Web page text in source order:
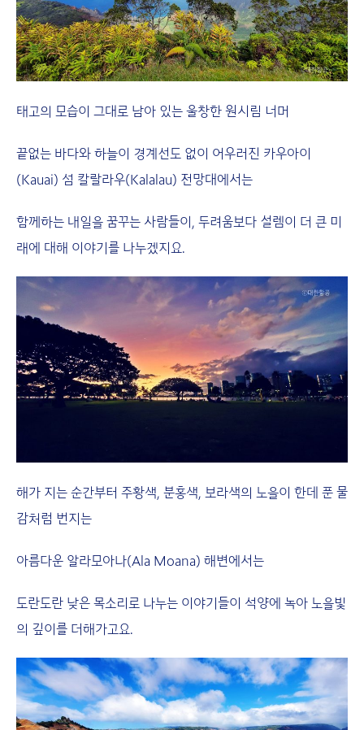
태고의 모습이 그대로 남아 있는 울창한 원시림 너머
끝없는 바다와 하늘이 경계선도 없이 어우러진 카우아이
(Kauai) 섬 칼랄라우(Kalalau) 전망대에서는
함께하는 내일을 꿈꾸는 사람들이, 두려움보다 설렘이 더 큰 미
래에 대해 이야기를 나누겠지요.
해가 지는 순간부터 주황색, 분홍색, 보라색의 노을이 한데 푼 물
감처럼 번지는
아름다운 알라모아나(Ala Moana) 해변에서는
도란도란 낮은 목소리로 나누는 이야기들이 석양에 녹아 노을빛
의 깊이를 더해가고요.